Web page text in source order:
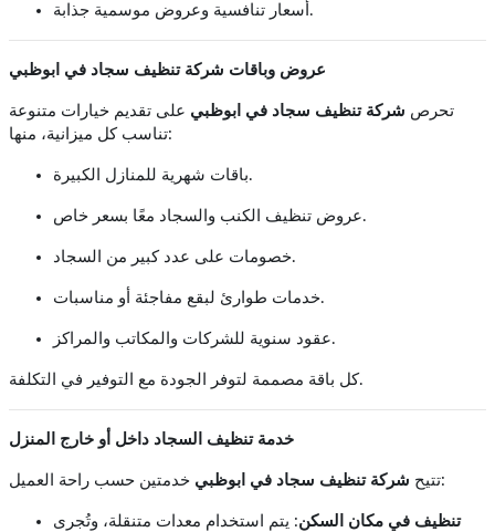
أسعار تنافسية وعروض موسمية جذابة.
عروض وباقات شركة تنظيف سجاد في ابوظبي
تحرص شركة تنظيف سجاد في ابوظبي على تقديم خيارات متنوعة
تناسب كل ميزانية، منها:
باقات شهرية للمنازل الكبيرة.
عروض تنظيف الكنب والسجاد معًا بسعر خاص.
خصومات على عدد كبير من السجاد.
خدمات طوارئ لبقع مفاجئة أو مناسبات.
عقود سنوية للشركات والمكاتب والمراكز.
كل باقة مصممة لتوفر الجودة مع التوفير في التكلفة.
خدمة تنظيف السجاد داخل أو خارج المنزل
تتيح شركة تنظيف سجاد في ابوظبي خدمتين حسب راحة العميل:
تنظيف في مكان السكن: يتم استخدام معدات متنقلة، وتُجرى